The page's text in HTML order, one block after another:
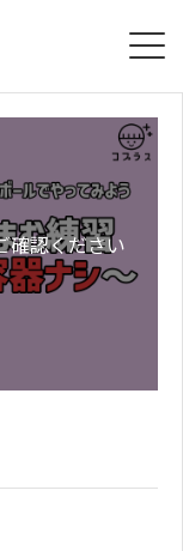
確認ください